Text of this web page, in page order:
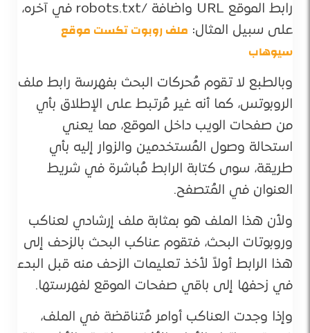
رابط الموقع URL واضافة /robots.txt في آخره،
على سبيل المثال: ملف روبوت تكست موقع
سيوهاب
وبالطبع لا تقوم مُحركات البحث بفهرسة رابط ملف
الروبوتس، كما أنه غير مُرتبط على الإطلاق بأي
من صفحات الويب داخل الموقع، مما يعني
استحالة وصول المُستخدمين والزوار إليه بأي
طريقة، سوى كتابة الرابط مُباشرة في شريط
العنوان في المُتصفح.
ولأن هذا الملف هو بمثابة ملف إرشادي لعناكب
وروبوتات البحث، فتقوم عناكب البحث بالزحف إلى
هذا الرابط أولاً لأخذ تعليمات الزحف منه قبل البدء
في زحفها إلى باقي صفحات الموقع لفهرستها.
وإذا وجدت العناكب أوامر مُتناقضة في الملف،